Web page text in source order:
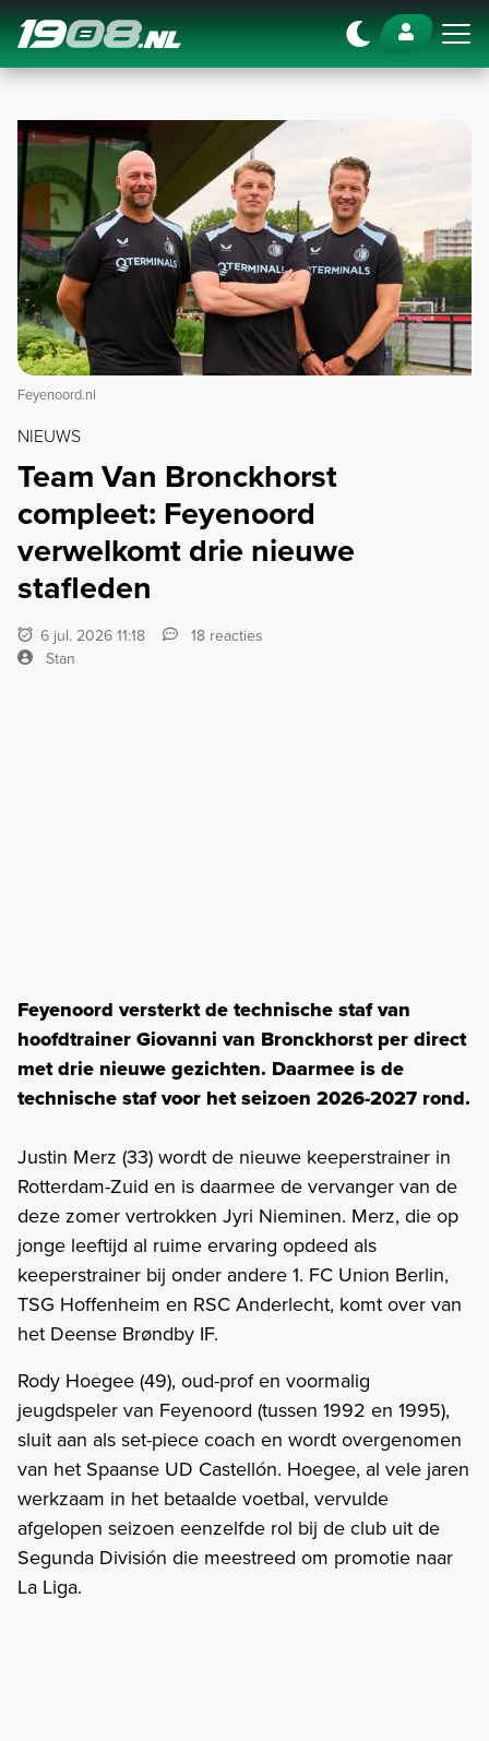
Navigation
Feyenoord.nl
NIEUWS
Team Van Bronckhorst
compleet: Feyenoord
verwelkomt drie nieuwe
stafleden
6 jul. 2026 11:18
18 reacties
Stan
Feyenoord versterkt de technische staf van
hoofdtrainer Giovanni van Bronckhorst per direct
met drie nieuwe gezichten. Daarmee is de
technische staf voor het seizoen 2026-2027 rond.
Justin Merz (33) wordt de nieuwe keeperstrainer in
Rotterdam-Zuid en is daarmee de vervanger van de
deze zomer vertrokken Jyri Nieminen. Merz, die op
jonge leeftijd al ruime ervaring opdeed als
keeperstrainer bij onder andere 1. FC Union Berlin,
TSG Hoffenheim en RSC Anderlecht, komt over van
het Deense Brøndby IF.
Rody Hoegee (49), oud-prof en voormalig
jeugdspeler van Feyenoord (tussen 1992 en 1995),
sluit aan als set-piece coach en wordt overgenomen
van het Spaanse UD Castellón. Hoegee, al vele jaren
werkzaam in het betaalde voetbal, vervulde
afgelopen seizoen eenzelfde rol bij de club uit de
Segunda División die meestreed om promotie naar
La Liga.